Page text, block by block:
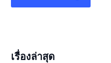
เรื่องล่าสุด